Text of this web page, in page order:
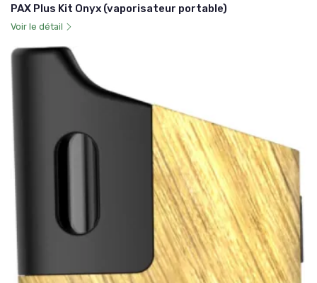
PAX Plus Kit Onyx (vaporisateur portable)
Voir le détail